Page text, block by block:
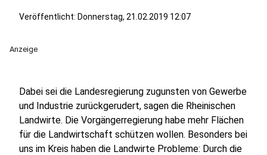
Veröffentlicht: Donnerstag, 21.02.2019 12:07
Anzeige
Dabei sei die Landesregierung zugunsten von Gewerbe
und Industrie zurückgerudert, sagen die Rheinischen
Landwirte. Die Vorgängerregierung habe mehr Flächen
für die Landwirtschaft schützen wollen. Besonders bei
uns im Kreis haben die Landwirte Probleme: Durch die